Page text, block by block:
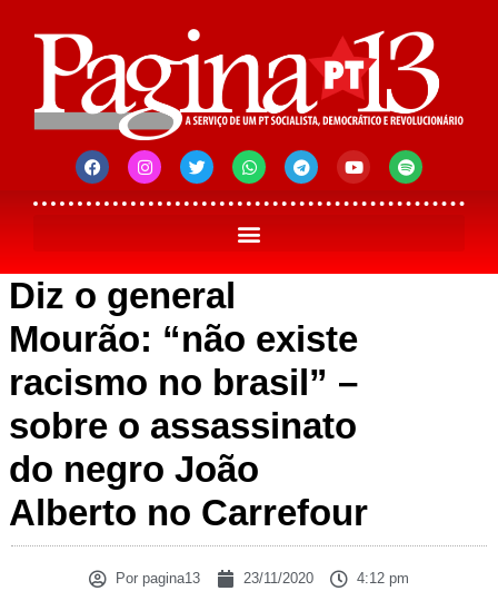
Diz o general
Mourão: “não existe
racismo no brasil” –
sobre o assassinato
do negro João
Alberto no Carrefour
Por pagina13 23/11/2020
4:12 pm